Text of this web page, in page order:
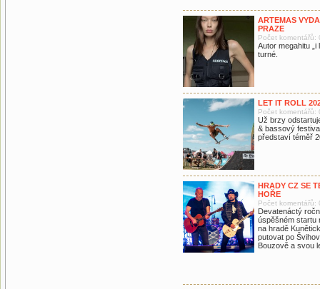
ARTEMAS
PRAZE
Počet komentářů:
Autor megahitu
turné.
LET IT ROLL
Počet komentářů:
Už brzy
& bassový
představí téměř
HRADY CZ SE
HOŘE
Počet komentářů:
Devatenáctý
úspěšném startu
na hradě
putovat po
Bouzově a svou